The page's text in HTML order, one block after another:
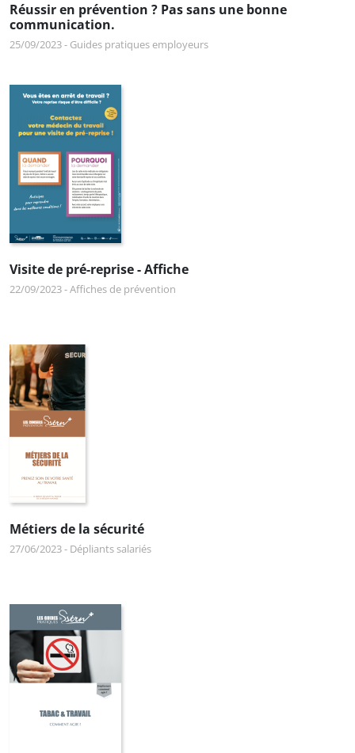
Réussir en prévention ? Pas sans une bonne
communication.
25/09/2023- Guides pratiques employeurs
Visite de pré-reprise - Affiche
22/09/2023-Affiches de prévention
Métiers de la sécurité
27/06/2023- Dépliants salariés